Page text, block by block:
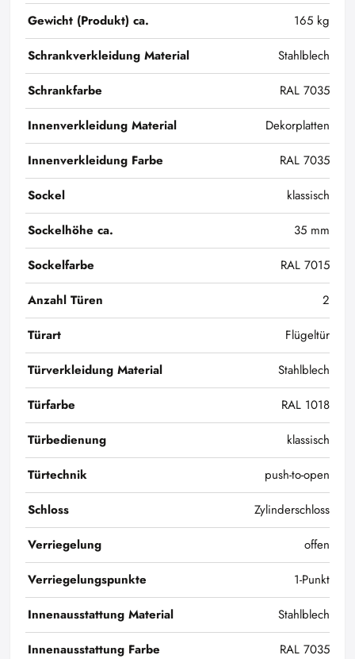
Gewicht (Produkt) ca.
165 kg
Schrankverkleidung Material
Stahlblech
Schrankfarbe
RAL 7035
Innenverkleidung Material
Dekorplatten
Innenverkleidung Farbe
RAL 7035
Sockel
klassisch
Sockelhöhe ca.
35 mm
Sockelfarbe
RAL 7015
Anzahl Türen
2
Türart
Flügeltür
Türverkleidung Material
Stahlblech
Türfarbe
RAL 1018
Türbedienung
klassisch
Türtechnik
push-to-open
Schloss
Zylinderschloss
Verriegelung
offen
Verriegelungspunkte
1-Punkt
Innenausstattung Material
Stahlblech
Innenausstattung Farbe
RAL 7035